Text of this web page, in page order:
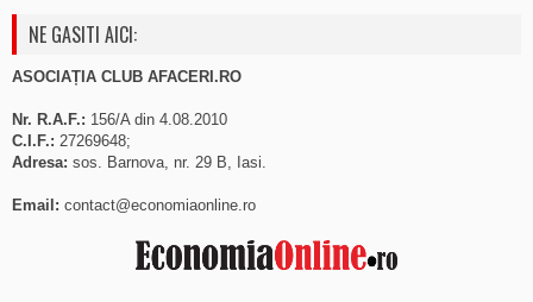
NE GASITI AICI:
ASOCIAȚIA CLUB AFACERI.RO
Nr. R.A.F.: 156/A din 4.08.2010
C.I.F.: 27269648;
Adresa: sos. Barnova, nr. 29 B, Iasi.
Email: contact@economiaonline.ro